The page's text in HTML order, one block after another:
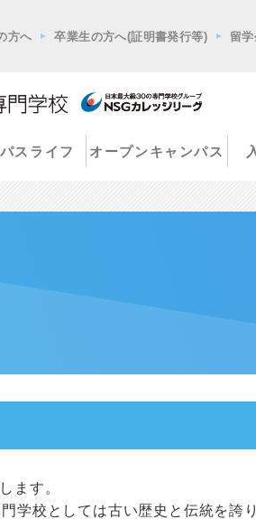
方へ 卒業生の方へ(証明書発行等) 留
スライフ オープンキャンパス
ます。
学校としては古い歴史と伝統を誇